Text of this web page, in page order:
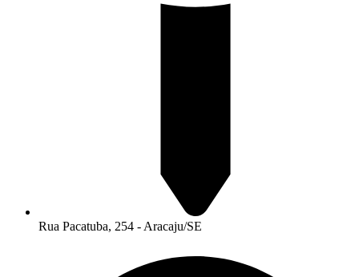
Rua Pacatuba, 254 - Aracaju/SE